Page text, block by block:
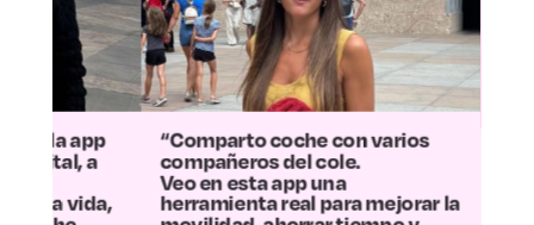
Segovia
Soria
coche con varios
del cole.
en esta app una
real para mejorar la
“La experiencia no
más positiva: hemos
la mitad los gastos y
contaminamos